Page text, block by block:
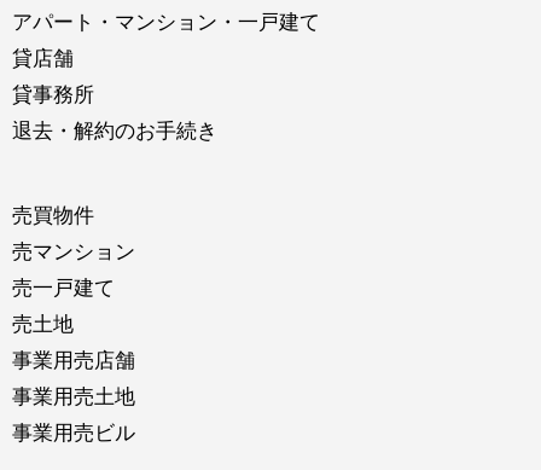
アパート・マンション・一戸建て
貸店舗
貸事務所
退去・解約のお手続き
売買物件
売マンション
売一戸建て
売土地
事業用売店舗
事業用売土地
事業用売ビル